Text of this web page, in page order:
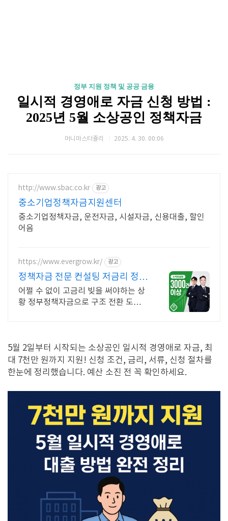
정부 지원 정책 및 공공 금융
일시적 경영애로 자금 신청 방법 :
2025년 5월 소상공인 정책자금
머니마스터쥴리 2025. 4. 30. 00:06
http://www.sbac.co.kr 광고
중소기업정책자금지원센터
중소기업정책자금, 운전자금, 시설자금, 신용대출, 할인
어음
https://www.evergrow.kr/ 광고
정책자금 전문 컨설팅 저금리 정책
자금 지금 신청
어쩔 수 없이 고금리 빚을 써야하는 상
황 정부정책자금으로 구조 전환 도와드
5월 2일부터 시작되는 소상공인 일시적 경영애로 자금, 최
대 7천만 원까지 지원! 신청 조건, 금리, 서류, 신청 절차를
한눈에 정리했습니다. 예산 소진 전 꼭 확인하세요.